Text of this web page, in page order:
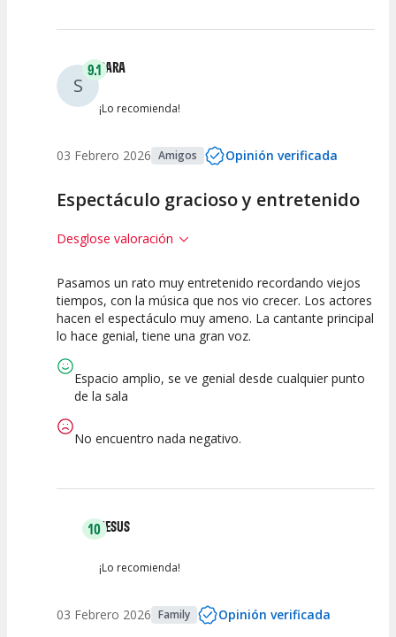
S
9.1SARA
¡Lo recomienda!
03 Febrero 2026 Amigos Opinión verificada
Espectáculo gracioso y entretenido
Desglose valoración
10
Calidad del
Espectáculo
10
Puesta en
Escena
7.5
Interpretación
artística
Pasamos un rato muy entretenido recordando viejos
tiempos, con la música que nos vio crecer. Los actores
hacen el espectáculo muy ameno. La cantante principal
lo hace genial, tiene una gran voz.
Espacio amplio, se ve genial desde cualquier punto
de la sala
No encuentro nada negativo.
10JESUS
¡Lo recomienda!
03 Febrero 2026 Family Opinión verificada